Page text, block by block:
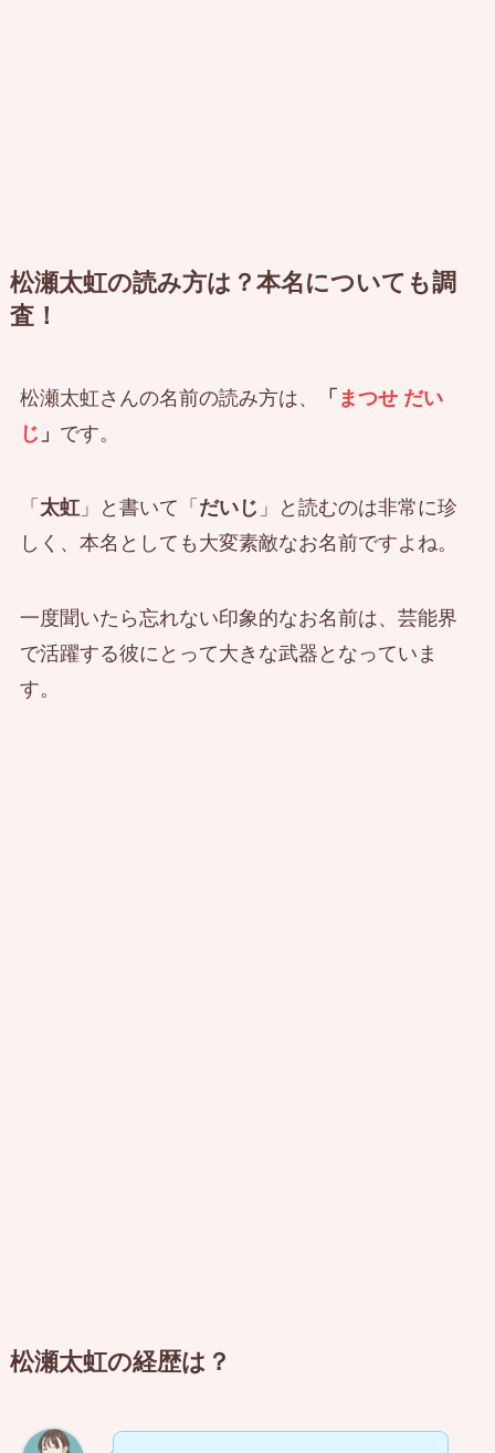
松瀬太虹の読み方は？本名についても調
査！
松瀬太虹さんの名前の読み方は、 「 まつせ だい
じ 」 です。
「 太虹」と書いて「 だいじ 」と読むのは非常に珍
しく、本名としても大変素敵なお名前ですよね。
一度聞いたら忘れない印象的なお名前は、芸能界
で活躍する彼にとって大きな武器となっていま
す。
松瀬太虹の経歴は？